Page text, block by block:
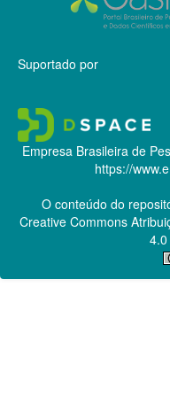
Suportado por
Empresa Brasileira de
https://
O conteúdo do
Creative Commons